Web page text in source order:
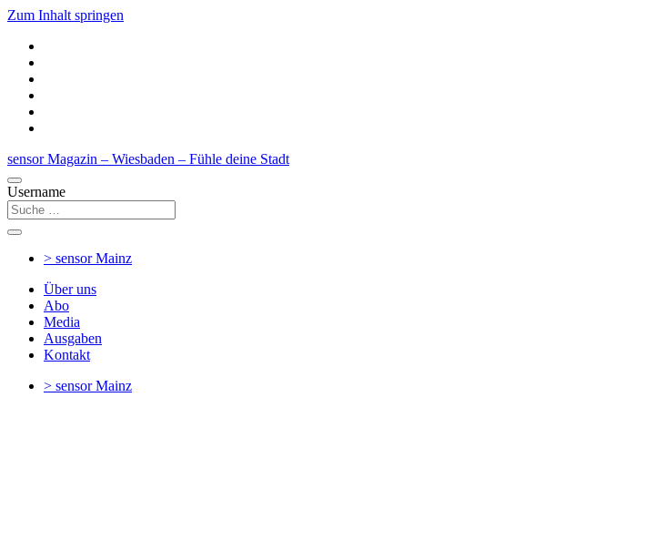
Zum Inhalt springen
sensor Magazin – Wiesbaden – Fühle deine Stadt
Username
> sensorMainz
Über uns
Abo
Media
Ausgaben
Kontakt
> sensorMainz